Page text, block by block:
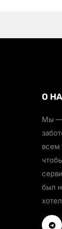
О
Мы —
всем
был